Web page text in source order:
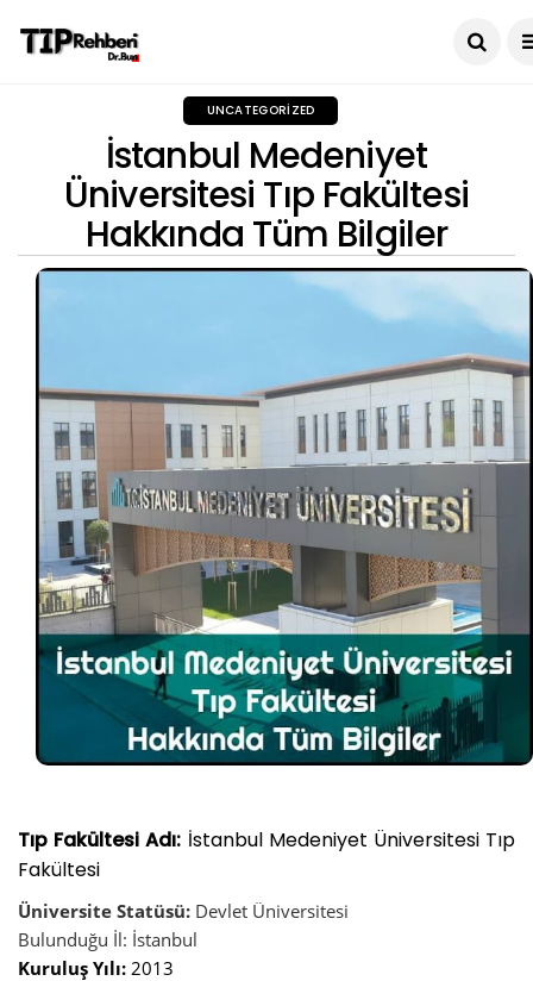
UNCATEGORIZED
İstanbul Medeniyet
Üniversitesi Tıp Fakültesi
Hakkında Tüm Bilgiler
Tıp Fakültesi Adı: İstanbul Medeniyet Üniversitesi Tıp
Fakültesi
Üniversite Statüsü: Devlet Üniversitesi
Bulunduğu İl: İstanbul
Kuruluş Yılı: 2013